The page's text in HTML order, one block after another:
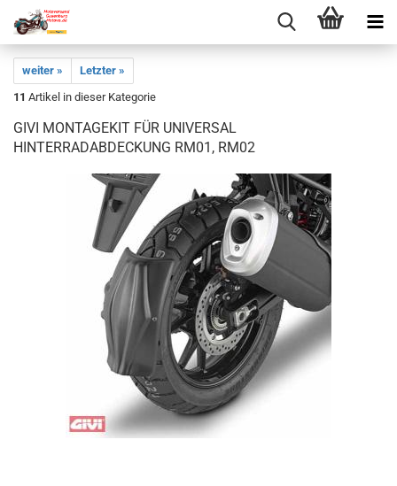
weiter »
Letzter »
11 Artikel in dieser Kategorie
GIVI MONTAGEKIT FÜR UNIVERSAL
HINTERRADABDECKUNG RM01, RM02